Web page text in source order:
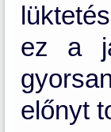
ez a
előnyt